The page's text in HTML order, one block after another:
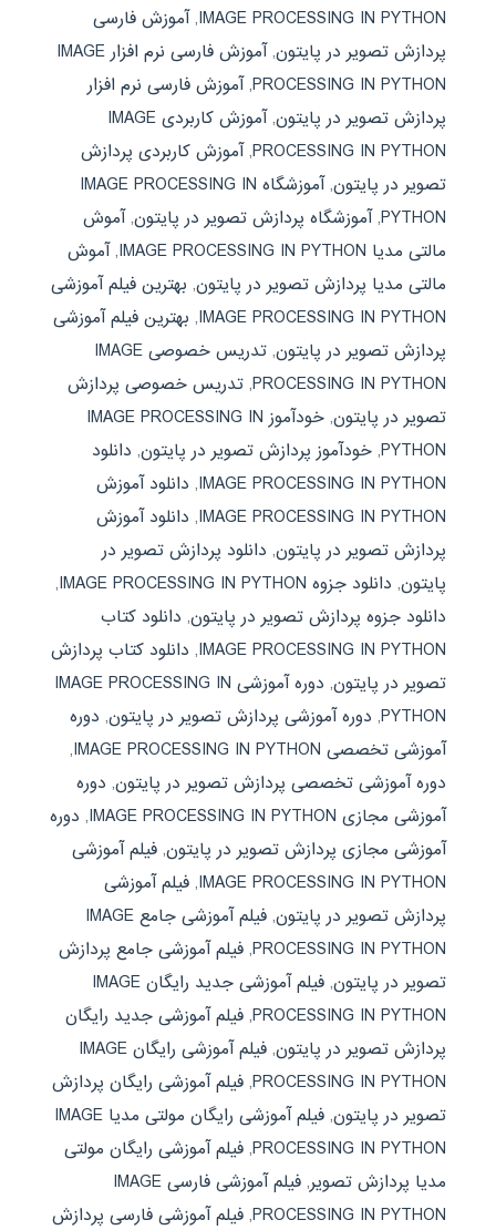
IMAGE PROCESSING IN PYTHON
,آموزش فارسی
پردازش تصویر در پایتون,
آموزش فارسی نرم افزار IMAGE
PROCESSING IN PYTHON
,آموزش فارسی نرم افزار
پردازش تصویر در پایتون,
آموزش کاربردی IMAGE
PROCESSING IN PYTHON
,آموزش کاربردی پردازش
تصویر در پایتون,
آموزشگاه IMAGE PROCESSING IN
PYTHON
,آموزشگاه پردازش تصویر در پایتون,آموش
مالتی مدیا IMAGE PROCESSING IN PYTHON
,آموش
مالتی مدیا پردازش تصویر در پایتون, بهترین فیلم آموزشی
IMAGE PROCESSING IN PYTHON
, بهترین فیلم آموزشی
پردازش تصویر در پایتون,
تدریس خصوصی IMAGE
PROCESSING IN PYTHON
, تدریس خصوصی پردازش
تصویر در پایتون,
خودآموز IMAGE PROCESSING IN
PYTHON
, خودآموز پردازش تصویر در پایتون, دانلود
IMAGE PROCESSING IN PYTHON
, دانلود آموزش
IMAGE PROCESSING IN PYTHON
, دانلود آموزش
پردازش تصویر در پایتون, دانلود پردازش تصویر در
پایتون, دانلود جزوه IMAGE PROCESSING IN PYTHON
,
دانلود جزوه پردازش تصویر در پایتون, دانلود کتاب
IMAGE PROCESSING IN PYTHON
, دانلود کتاب پردازش
تصویر در پایتون,
دوره آموزشی IMAGE PROCESSING IN
PYTHON
, دوره آموزشی پردازش تصویر در پایتون, دوره
آموزشی تخصصی IMAGE PROCESSING IN PYTHON
,
دوره آموزشی تخصصی پردازش تصویر در پایتون, دوره
آموزشی مجازی IMAGE PROCESSING IN PYTHON
, دوره
آموزشی مجازی پردازش تصویر در پایتون, فیلم آموزشی
IMAGE PROCESSING IN PYTHON
, فیلم آموزشی
پردازش تصویر در پایتون,
فیلم آموزشی جامع IMAGE
PROCESSING IN PYTHON
, فیلم آموزشی جامع پردازش
تصویر در پایتون,
فیلم آموزشی جدید رایگان IMAGE
PROCESSING IN PYTHON
, فیلم آموزشی جدید رایگان
پردازش تصویر در پایتون,
فیلم آموزشی رایگان IMAGE
PROCESSING IN PYTHON
, فیلم آموزشی رایگان پردازش
تصویر در پایتون,
فیلم آموزشی رایگان مولتی مدیا IMAGE
PROCESSING IN PYTHON
, فیلم آموزشی رایگان مولتی
مدیا پردازش تصویر,
فیلم آموزشی فارسی IMAGE
PROCESSING IN PYTHON
, فیلم آموزشی فارسی پردازش